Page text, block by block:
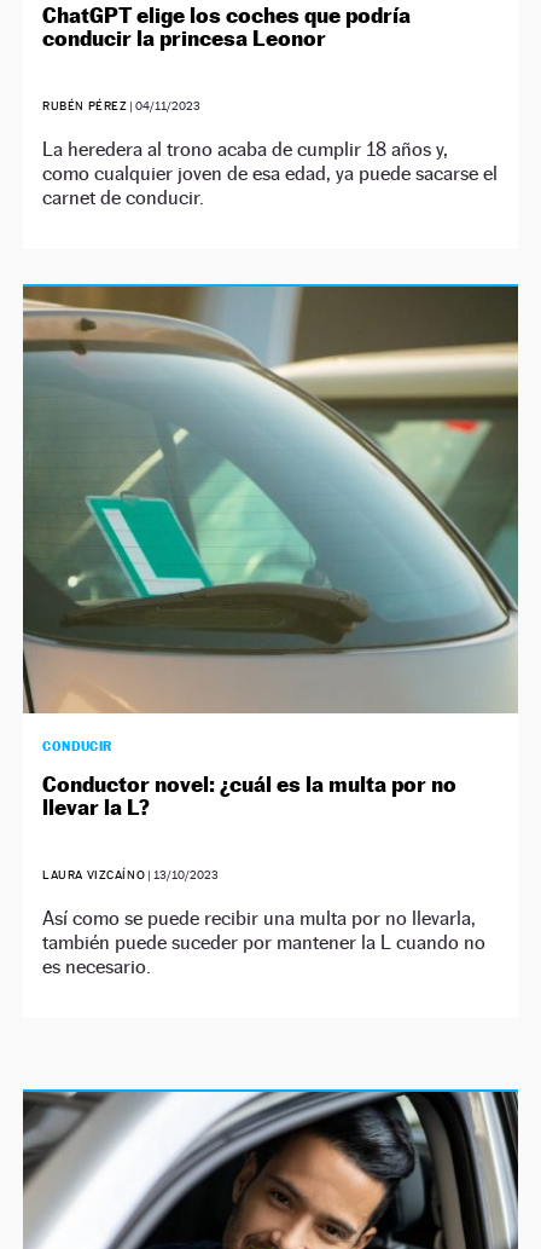
ChatGPT elige los coches que podría
conducir la princesa Leonor
RUBÉN PÉREZ |04/11/2023
La heredera al trono acaba de cumplir 18 años y,
como cualquier joven de esa edad, ya puede sacarse el
carnet de conducir.
CONDUCIR
Conductor novel: ¿cuál es la multa por no
llevar la L?
LAURA VIZCAÍNO | 13/10/2023
Así como se puede recibir una multa por no llevarla,
también puede suceder por mantener la L cuando no
es necesario.